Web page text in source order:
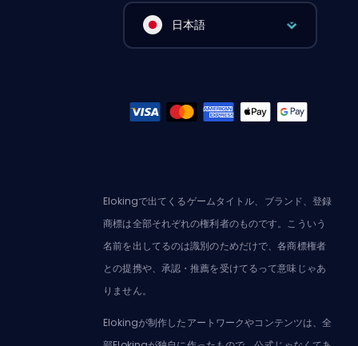
日本語
Elokingで出てくるゲームタイトル、ブランド、登録
商標は全部それぞれの権利者のものです。こういう
名前を出してるのは識別のためだけで、各商標権者
との提携や、承認・推薦を受けてるって意味じゃあ
りません。
Elokingが制作したアートワークやコンテンツは、全